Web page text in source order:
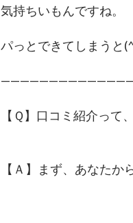
気持ちいもんですね。
パっとできてしまうと
【Ｑ】口コミ紹介って
【Ａ】まず、あなたか